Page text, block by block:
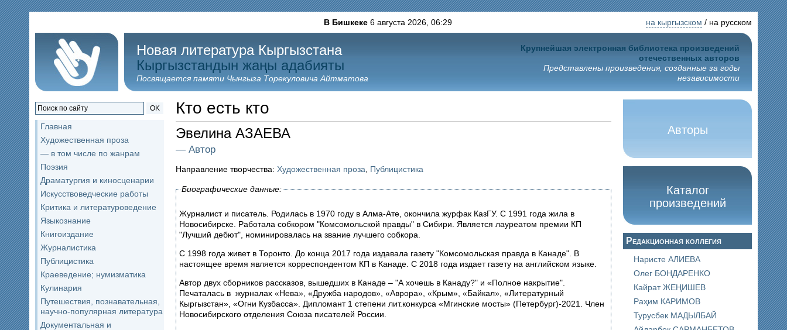
В Бишкеке6 августа 2026, 06:29 на кыргызском / на русском
Новая литература Кыргызстана
Кыргызстандын жаңы адабияты
Посвящается памяти Чынгыза Торекуловича Айтматова
Крупнейшая электронная библиотека произведений
отечественных авторов
Представлены произведения, созданные за годы
независимости
OK
Главная
Художественная проза
— в том числе по жанрам
Поэзия
Драматургия и киносценарии
Искусствоведческие работы
Критика и литературоведение
Языкознание
Книгоиздание
Журналистика
Публицистика
Краеведение; нумизматика
Кулинария
Путешествия, познавательная,
научно-популярная литература
Документальная и
Кто есть кто
Эвелина АЗАЕВА
— Автор
Направление творчества: Художественная проза Публицистика
Биографические данные:
Журналист и писатель. Родилась в 1970 году в Алма-Ате, окончила журфак КазГУ. С 1991 года жила в
Новосибирске. Работала собкором "Комсомольской правды" в Сибири. Является лауреатом премии КП
"Лучший дебют", номинировалась на звание лучшего собкора.
С 1998 года живет в Торонто. До конца 2017 года издавала газету "Комсомольская правда в Канаде". В
настоящее время является корреспондентом КП в Канаде. С 2018 года издает газету на английском языке.
Автор двух сборников рассказов, вышедших в Канаде – "А хочешь в Канаду?" и «Полное накрытие".
Печаталась в журналах «Нева», «Дружба народов», «Аврора», «Крым», «Байкал», «Литературный
Кыргызстан», «Огни Кузбасса». Дипломант 1 степени лит.конкурса «Мгинские мосты» (Петербург)-2021. Член
Новосибирского отделения Союза писателей России.
Авторы
Каталог
произведений
Редакционная коллегия
Наристе АЛИЕВА
Олег БОНДАРЕНКО
Кайрат ЖЕҢИШЕВ
Раҳим КАРИМОВ
Турусбек МАДЫЛБАЙ